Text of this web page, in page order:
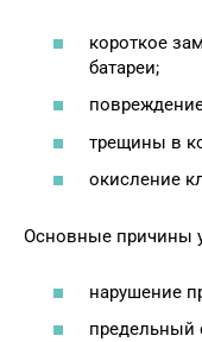
короткое
батареи;
трещины в
окисление
Основные причины
нарушение
предельный